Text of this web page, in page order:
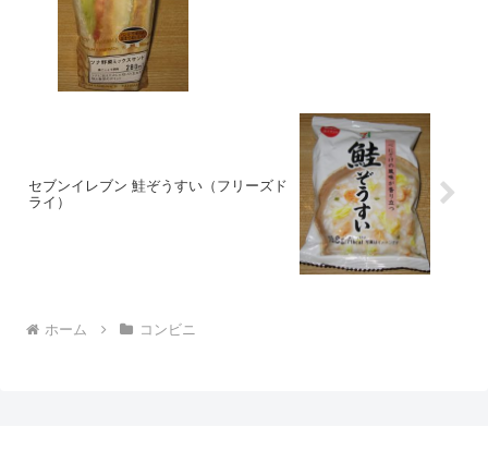
セブンイレブン 鮭ぞうすい（フリーズド
ライ）
ホーム コンビニ